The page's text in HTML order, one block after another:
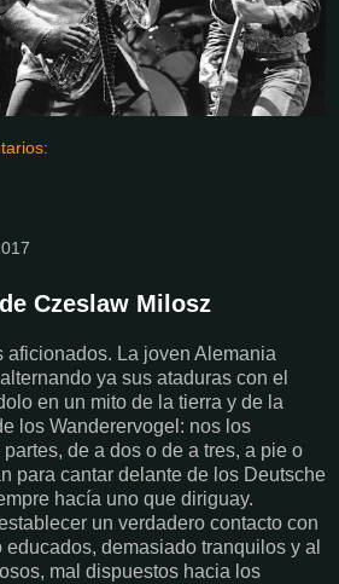
Czeslaw Milosz
aficionados. La joven Alemania
ya sus ataduras con el
en un mito de la tierra y de la
los Wanderervogel: nos los
de a dos o de a tres, a pie o
para cantar delante de los Deutsche
hacía uno que diriguay.
un verdadero contacto con
demasiado tranquilos y al
mal dispuestos hacia los